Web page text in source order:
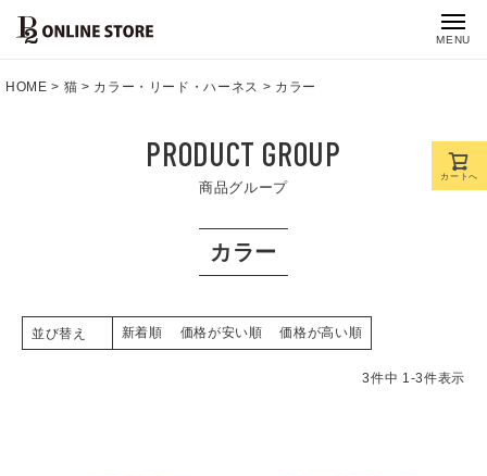
MENU
HOME 猫 カラー・リード・ハーネス カラー
PRODUCT GROUP
商品グループ
カラー
並び替え 新着順 価格が安い順 価格が高い順
3件中 1-3件表示
カートへ